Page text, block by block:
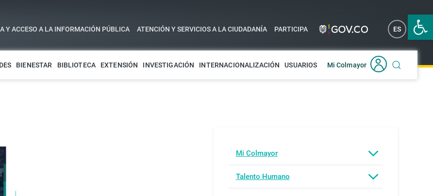
Abrir
Y ACCESO A LA INFORMACIÓN PÚBLICA ATENCIÓN Y SERVICIOS A LA CIUDADANÍA PARTICIPA ES EN
BIENESTAR BIBLIOTECA EXTENSIÓN INVESTIGACIÓN INTERNACIONALIZACIÓN USUARIOS Mi Colmayor
Mi Colmayor
Talento Humano